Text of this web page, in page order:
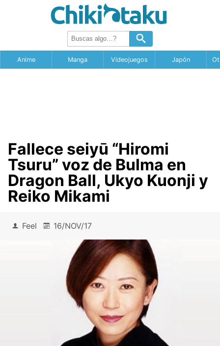
Anime Manga Videojuegos Japón
Fallece seiyū “Hiromi
Tsuru” voz de Bulma en
Dragon Ball, Ukyo Kuonji y
Reiko Mikami
Feel 16/NOV/17